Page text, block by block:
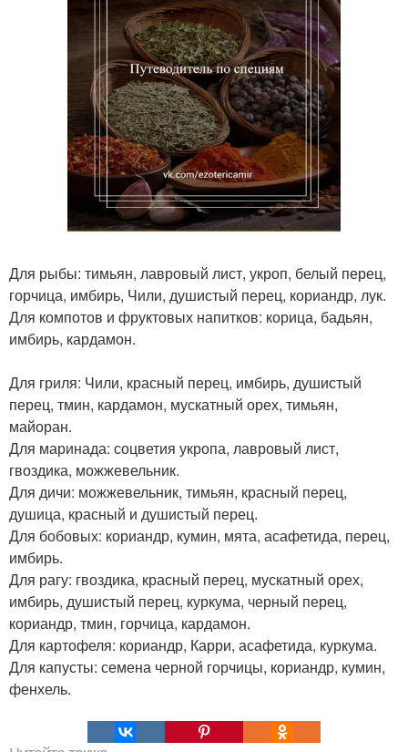
Для рыбы: тимьян, лавровый лист, укроп, белый перец,
горчица, имбирь, Чили, душистый перец, кориандр, лук.
Для компотов и фруктовых напитков: корица, бадьян,
имбирь, кардамон.
Для гриля: Чили, красный перец, имбирь, душистый
перец, тмин, кардамон, мускатный орех, тимьян,
майоран.
Для маринада: соцветия укропа, лавровый лист,
гвоздика, можжевельник.
Для дичи: можжевельник, тимьян, красный перец,
душица, красный и душистый перец.
Для бобовых: кориандр, кумин, мята, асафетида, перец,
имбирь.
Для рагу: гвоздика, красный перец, мускатный орех,
имбирь, душистый перец, куркума, черный перец,
кориандр, тмин, горчица, кардамон.
Для картофеля: кориандр, Карри, асафетида, куркума.
Для капусты: семена черной горчицы, кориандр, кумин,
фенхель.